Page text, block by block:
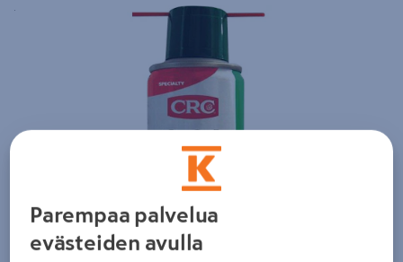
Yksityiskohtainen kuvaus löytyy Tuotteen kuvaus -
Parempaa palvelua
evästeiden avulla